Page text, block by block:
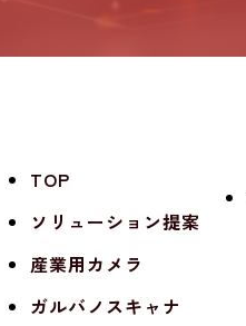
TOP
ソリューション提案
産業用カメラ
ガルバノスキャナ